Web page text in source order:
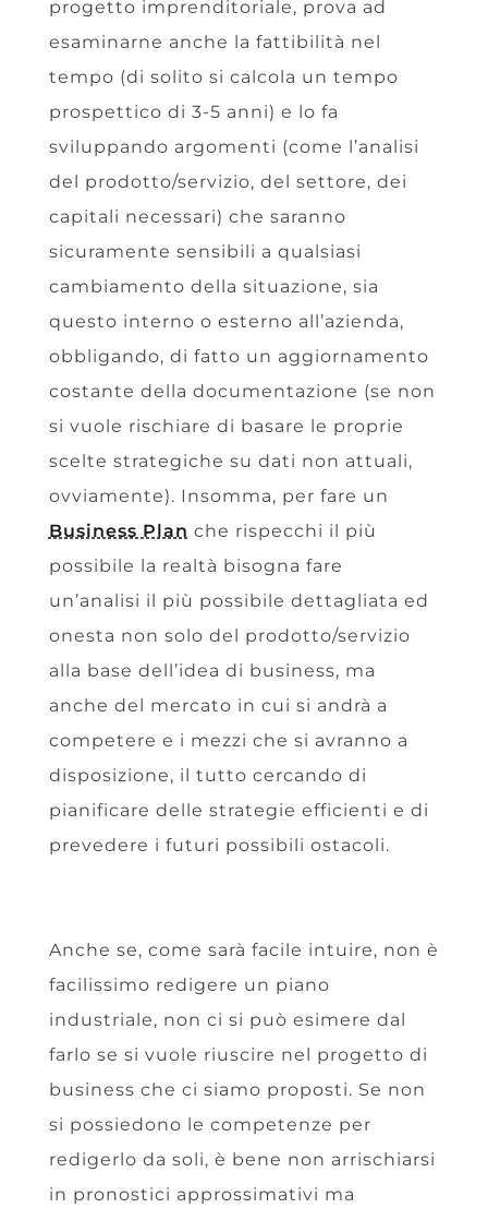
progetto imprenditoriale, prova ad
esaminarne anche la fattibilità nel
tempo (di solito si calcola un tempo
prospettico di 3-5 anni) e lo fa
sviluppando argomenti (come l’analisi
del prodotto/servizio, del settore, dei
capitali necessari) che saranno
sicuramente sensibili a qualsiasi
cambiamento della situazione, sia
questo interno o esterno all’azienda,
obbligando, di fatto un aggiornamento
costante della documentazione (se non
si vuole rischiare di basare le proprie
scelte strategiche su dati non attuali,
ovviamente). Insomma, per fare un
Business Plan che rispecchi il più
possibile la realtà bisogna fare
un’analisi il più possibile dettagliata ed
onesta non solo del prodotto/servizio
alla base dell’idea di business, ma
anche del mercato in cui si andrà a
competere e i mezzi che si avranno a
disposizione, il tutto cercando di
pianificare delle strategie efficienti e di
prevedere i futuri possibili ostacoli.
Anche se, come sarà facile intuire, non è
facilissimo redigere un piano
industriale, non ci si può esimere dal
farlo se si vuole riuscire nel progetto di
business che ci siamo proposti. Se non
si possiedono le competenze per
redigerlo da soli, è bene non arrischiarsi
in pronostici approssimativi ma